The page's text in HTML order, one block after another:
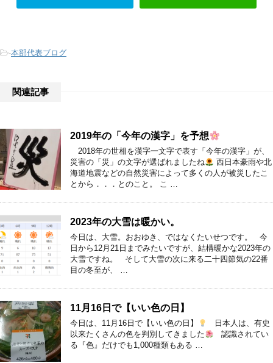
-本部代表ブログ
関連記事
2019年の「今年の漢字」を予想
2018年の世相を漢字一文字で表す「今年の漢字」が、
災害の「災」の文字が選ばれましたね
西日本豪雨や北
海道地震などの自然災害によって多くの人が被災したこ
とから．．．とのこと。 こ …
2023年の大雪は暖かい。
今日は、大雪。おおゆき、ではなくたいせつです。 今
日から12月21日までみたいですが、結構暖かな2023年の
大雪ですね。 そして大雪の次に来る二十四節気の22番
目の冬至が、 …
11月16日で【いい色の日】
今日は、11月16日で【いい色の日】
日本人は、有史
以来たくさんの色を判別してきました
認識されてい
る『色』だけでも1,000種類もある …